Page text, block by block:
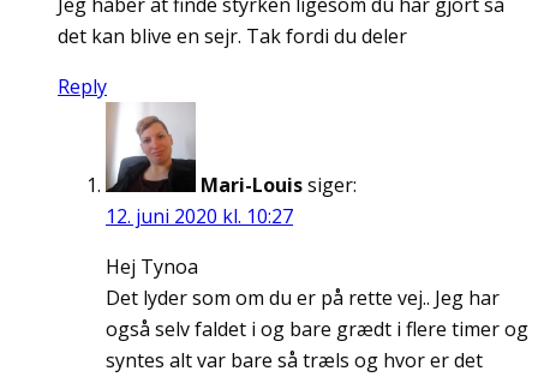
det kan blive en sejr. Tak fordi du deler
Reply
Mari-Louissiger:
12. juni 2020 kl. 10:27
Hej Tynoa
Det lyder som om du er på rette vej.. Jeg har
også selv faldet i og bare grædt i flere timer og
syntes alt var bare så træls og hvor er det